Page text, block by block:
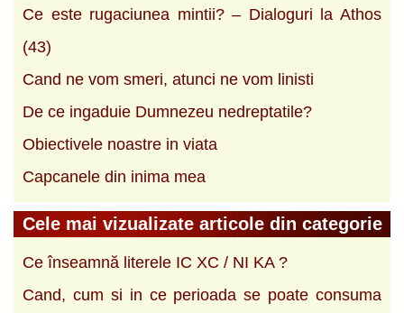
Ce este rugaciunea mintii? – Dialoguri la Athos
(43)
Cand ne vom smeri, atunci ne vom linisti
De ce ingaduie Dumnezeu nedreptatile?
Obiectivele noastre in viata
Capcanele din inima mea
Cele mai vizualizate articole din categorie
Ce înseamnă literele IC XC / NI KA ?
Cand, cum si in ce perioada se poate consuma